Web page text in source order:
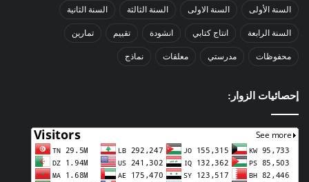
السنة الأولى السنة الاولى السنة الثالثة السنة الثانية
السنة الرابعة انتاج كتابي انشودة تقييم تمارين
محفوظات مدرستي معلقات نماذج
إحصائيات الزوار: